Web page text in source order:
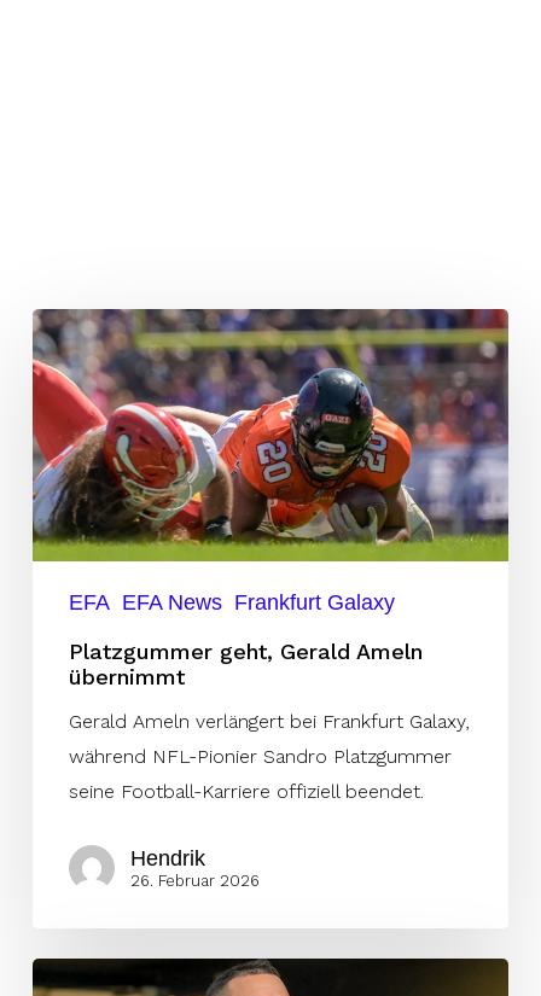
Platzgummer
geht,
Gerald
Ameln
übernimmt
EFA EFA News Frankfurt Galaxy
Platzgummer geht, Gerald Ameln
übernimmt
Gerald Ameln verlängert bei Frankfurt Galaxy,
während NFL-Pionier Sandro Platzgummer
seine Football-Karriere offiziell beendet.
Hendrik
26. Februar 2026